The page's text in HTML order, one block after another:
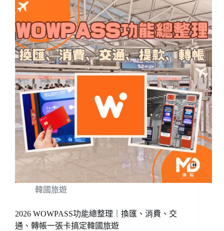
韓國旅遊
2026 WOWPASS功能總整理｜換匯、消費、交
通、轉帳一張卡搞定韓國旅遊